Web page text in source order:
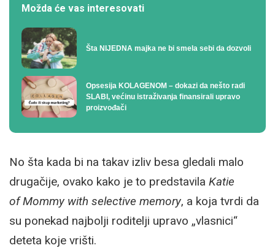
Možda će vas interesovati
Šta NIJEDNA majka ne bi smela sebi da dozvoli
Opsesija KOLAGENOM – dokazi da nešto radi
SLABI, većinu istraživanja finansirali upravo
proizvođači
No šta kada bi na takav izliv besa gledali malo
drugačije, ovako kako je to predstavila Katie
of Mommy with selective memory, a koja tvrdi da
su ponekad najbolji roditelji upravo „vlasnici“
deteta koje vrišti.